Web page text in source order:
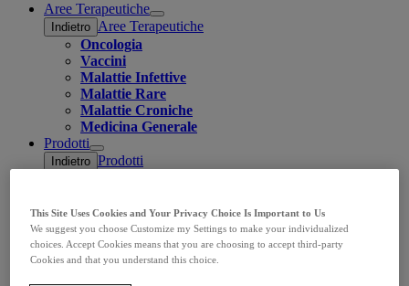
Aree Terapeutiche
Open
submenu
Indietro Aree Terapeutiche
Oncologia
Vaccini
Malattie Infettive
Malattie Rare
Malattie Croniche
Medicina Generale
Prodotti
Open
submenu
Indietro Prodotti
KEYTRUDA
LENVIMA
LYNPARZA
Vaccini
Indietro
This Site Uses Cookies and Your Privacy Choice Is Important to Us
We suggest you choose Customize my Settings to make your individualized
choices. Accept Cookies means that you are choosing to accept third-party
Cookies and that you understand this choice.